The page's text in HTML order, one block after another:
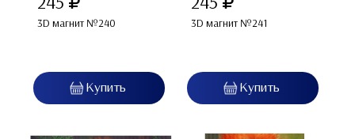
3D магнит №240 3D магнит №241